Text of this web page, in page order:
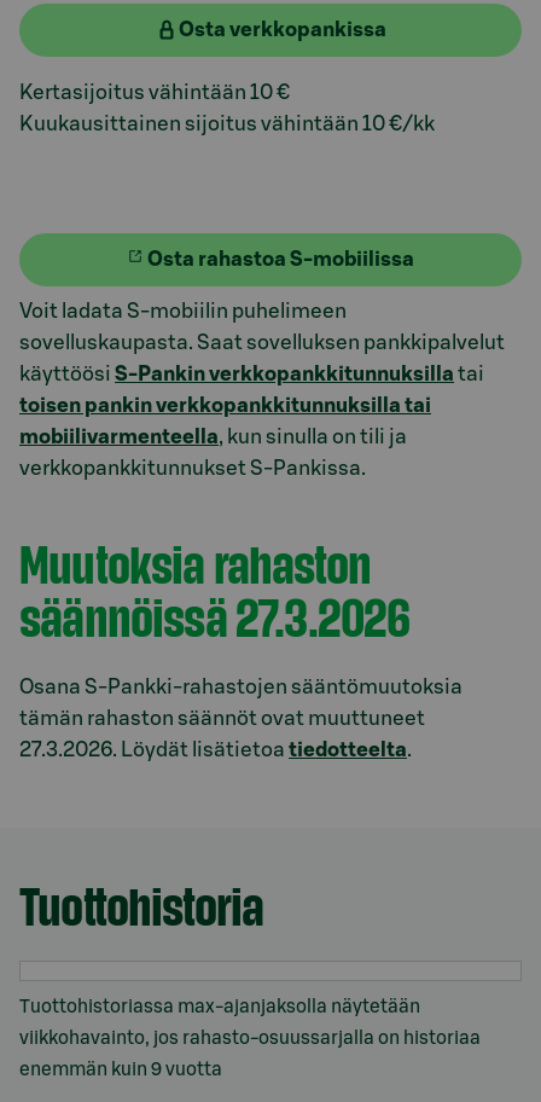
Osta verkkopankissa
Kertasijoitus vähintään 10 €
Kuukausittainen sijoitus vähintään 10 €/kk
Osta rahastoa S-mobiilissa
Voit ladata S-mobiilin puhelimeen
sovelluskaupasta. Saat sovelluksen pankkipalvelut
käyttöösi S-Pankin verkkopankkitunnuksilla tai
toisen pankin verkkopankkitunnuksilla tai
mobiilivarmenteella, kun sinulla on tili ja
verkkopankkitunnukset S-Pankissa.
Muutoksia rahaston
säännöissä 27.3.2026
Osana S-Pankki-rahastojen sääntömuutoksia
tämän rahaston säännöt ovat muuttuneet
27.3.2026. Löydät lisätietoa tiedotteelta.
Osio otsikolla Tuottohistoria
Tuottohistoria
Tuottohistoriassa max-ajanjaksolla näytetään
viikkohavainto, jos rahasto-osuussarjalla on historiaa
enemmän kuin 9 vuotta